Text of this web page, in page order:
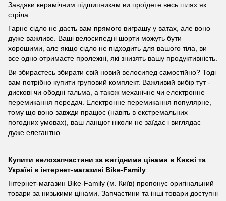
Завдяки керамічним підшипникам ви проїдете весь шлях як
стріла.
Гарне сідло не дасть вам прямого виграшу у ватах, але воно
дуже важливе. Ваші велосипедні шорти можуть бути
хорошими, але якщо сідло не підходить для вашого тіла, ви
все одно отримаєте пролежні, які знизять вашу продуктивність.
Ви збираєтесь збирати свій новий велосипед самостійно? Тоді
вам потрібно купити груповий комплект. Важливий вибір тут -
дискові чи ободні гальма, а також механічне чи електронне
перемикання передач. Електронне перемикання популярне,
тому що воно завжди працює (навіть в екстремальних
погодних умовах), ваш ланцюг ніколи не заїдає і виглядає
дуже елегантно.
Купити велозапчастини за вигідними цінами в Києві та
Україні в інтернет-магазині Bike-Family
Інтернет-магазин Bike-Family (м. Київ) пропонує оригінальний
товари за низькими цінами. Запчастини та інші товари доступні